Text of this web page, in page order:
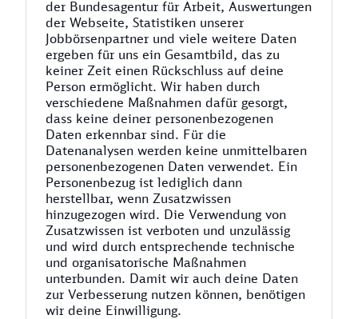
der Bundesagentur für Arbeit, Auswertungen
der Webseite, Statistiken unserer
Jobbörsenpartner und viele weitere Daten
ergeben für uns ein Gesamtbild, das zu
keiner Zeit einen Rückschluss auf deine
Person ermöglicht. Wir haben durch
verschiedene Maßnahmen dafür gesorgt,
dass keine deiner personenbezogenen
Daten erkennbar sind. Für die
Datenanalysen werden keine unmittelbaren
personenbezogenen Daten verwendet. Ein
Personenbezug ist lediglich dann
herstellbar, wenn Zusatzwissen
hinzugezogen wird. Die Verwendung von
Zusatzwissen ist verboten und unzulässig
und wird durch entsprechende technische
und organisatorische Maßnahmen
unterbunden. Damit wir auch deine Daten
zur Verbesserung nutzen können, benötigen
wir deine Einwilligung.